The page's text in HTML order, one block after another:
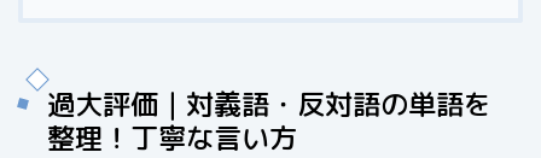
過大評価｜対義語・反対語の単語を
整理！丁寧な言い方